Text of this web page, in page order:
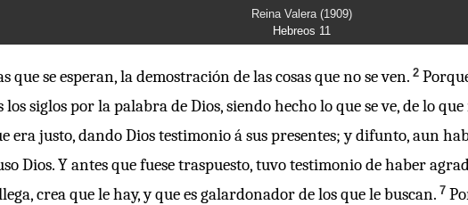
Reina Valera (1909)
Hebreos 11
que se esperan, la demostración de las cosas que no se ven. 2
siglos por la palabra de Dios, siendo hecho lo que se ve, de lo que
era justo, dando Dios testimonio á sus presentes; y difunto, aun
Dios. Y antes que fuese traspuesto, tuvo testimonio de haber
crea que le hay, y que es galardonador de los que le buscan. 7